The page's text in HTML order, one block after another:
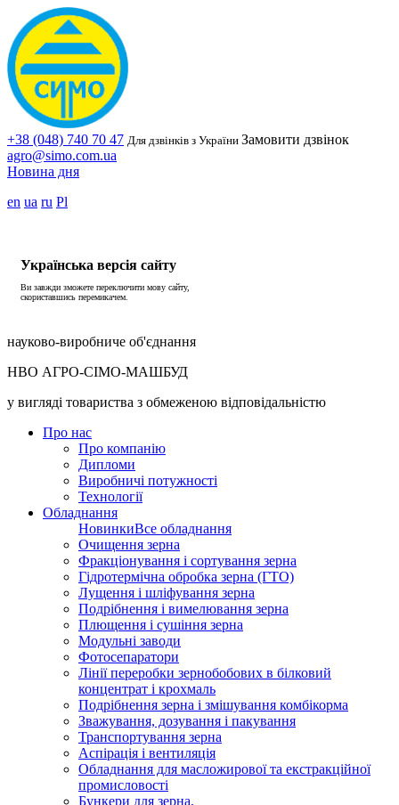
+38 (048) 740 70 47 Для дзвінків з України Замовити дзвінок
agro@simo.com.ua
Новина дня
en ua ru Pl
Українська версія сайту
Ви завжди зможете переключити мову сайту,
скориставшись перемикачем.
науково-виробниче об'єднання
НВО АГРО-СІМО-МАШБУД
у вигляді товариства з обмеженою відповідальністю
Про нас
Про компанію
Дипломи
Виробничі потужності
Технології
Обладнання
НовинкиВсе обладнання
Очищення зерна
Фракціонування і сортування зерна
Гідротермічна обробка зерна (ГТО)
Лущення і шліфування зерна
Подрібнення і вимелювання зерна
Плющення і сушіння зерна
Модульні заводи
Фотосепаратори
Лінії переробки зернобобових в білковий
концентрат і крохмаль
Подрібнення зерна і змішування комбікорма
Зважування, дозування і пакування
Транспортування зерна
Аспірація і вентиляція
Обладнання для масложирової та екстракційної
промисловості
Бункери для зерна,